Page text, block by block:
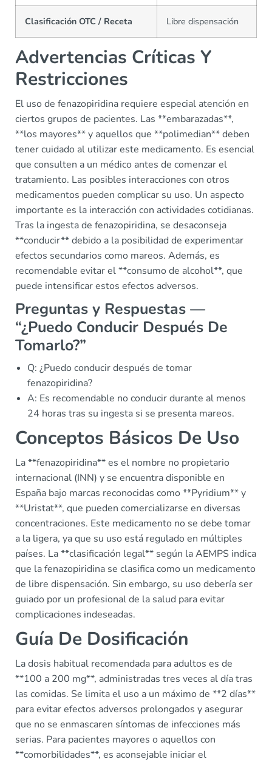
Clasificación OTC / Receta Libre dispensación
Advertencias Críticas Y
Restricciones
El uso de fenazopiridina requiere especial atención en
ciertos grupos de pacientes. Las **embarazadas**,
**los mayores** y aquellos que **polimedian** deben
tener cuidado al utilizar este medicamento. Es esencial
que consulten a un médico antes de comenzar el
tratamiento. Las posibles interacciones con otros
medicamentos pueden complicar su uso. Un aspecto
importante es la interacción con actividades cotidianas.
Tras la ingesta de fenazopiridina, se desaconseja
**conducir** debido a la posibilidad de experimentar
efectos secundarios como mareos. Además, es
recomendable evitar el **consumo de alcohol**, que
puede intensificar estos efectos adversos.
Preguntas y Respuestas —
“¿Puedo Conducir Después De
Tomarlo?”
Q: ¿Puedo conducir después de tomar
fenazopiridina?
A: Es recomendable no conducir durante al menos
24 horas tras su ingesta si se presenta mareos.
Conceptos Básicos De Uso
La **fenazopiridina** es el nombre no propietario
internacional (INN) y se encuentra disponible en
España bajo marcas reconocidas como **Pyridium** y
**Uristat**, que pueden comercializarse en diversas
concentraciones. Este medicamento no se debe tomar
a la ligera, ya que su uso está regulado en múltiples
países. La **clasificación legal** según la AEMPS indica
que la fenazopiridina se clasifica como un medicamento
de libre dispensación. Sin embargo, su uso debería ser
guiado por un profesional de la salud para evitar
complicaciones indeseadas.
Guía De Dosificación
La dosis habitual recomendada para adultos es de
**100 a 200 mg**, administradas tres veces al día tras
las comidas. Se limita el uso a un máximo de **2 días**
para evitar efectos adversos prolongados y asegurar
que no se enmascaren síntomas de infecciones más
serias. Para pacientes mayores o aquellos con
**comorbilidades**, es aconsejable iniciar el